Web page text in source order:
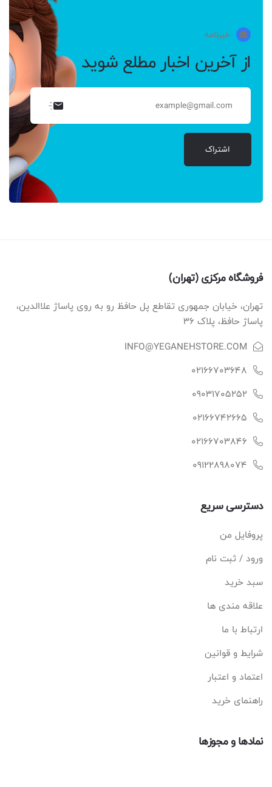
خبرنامه
از آخرین اخبار مطلع شوید
اشتراک
فروشگاه مرکزی (تهران)
تهران، خیابان جمهوری تقاطع پل حافظ رو به روی پاساژ علاالدین،
پاساژ حافظ، پلاک ۳۶
INFO@YEGANEHSTORE.COM
02166703648
09031705252
02166742665
02166703846
09122898074
دسترسی سریع
پروفایل من
ورود / ثبت نام
سبد خرید
علاقه مندی ها
ارتباط با ما
شرایط و قوانین
اعتماد و اعتبار
راهنمای خرید
نمادها و مجوزها